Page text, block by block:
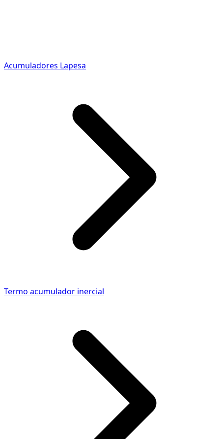
Acumuladores Lapesa
Termo acumulador inercial